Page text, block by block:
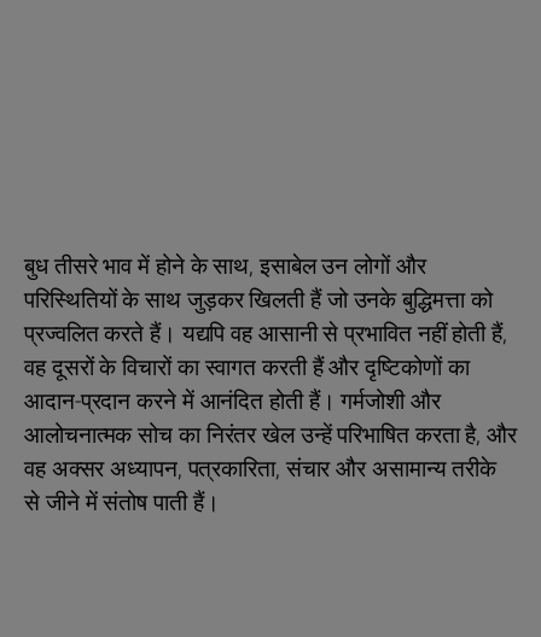
बुध तीसरे भाव में होने के साथ, इसाबेल उन लोगों और
परिस्थितियों के साथ जुड़कर खिलती हैं जो उनके बुद्धिमत्ता को
प्रज्वलित करते हैं। यद्यपि वह आसानी से प्रभावित नहीं होती हैं,
वह दूसरों के विचारों का स्वागत करती हैं और दृष्टिकोणों का
आदान-प्रदान करने में आनंदित होती हैं। गर्मजोशी और
आलोचनात्मक सोच का निरंतर खेल उन्हें परिभाषित करता है, और
वह अक्सर अध्यापन, पत्रकारिता, संचार और असामान्य तरीके
से जीने में संतोष पाती हैं।